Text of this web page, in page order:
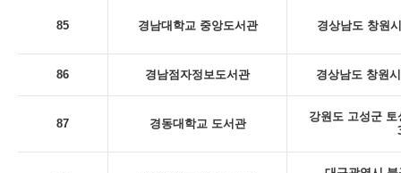
85 경남대학교 중앙도서관 경상남도 창원
86 경남점자정보도서관 경상남도 창원
87 경동대학교 도서관
강원도 고성군